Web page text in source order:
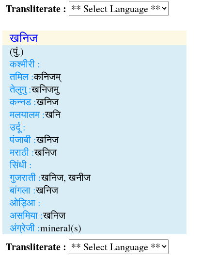
:
खनिज
(पुं.)
कश्मीरी :
तमिल :कनिजम्
तेलुगु :खनिजमु
कन्नड :खनिज
मलयालम :खनि
उर्दू :
पंजाबी :खनिज
मराठी :खनिज
सिंधी :
गुजराती :खनिज, खनीज
बांगला :खनिज
ओड़िआ :
असमिया :खनिज
अंग्रेजी :mineral(s)
: